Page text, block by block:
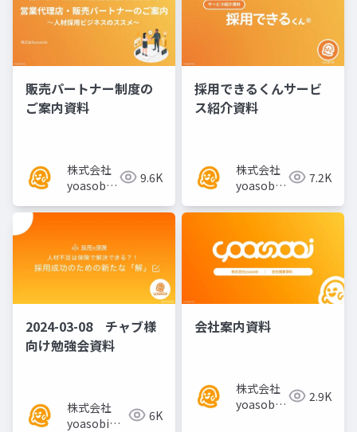
販売パートナー制度の
ご案内資料
株式会社
yoasobi
ナー様
9.6K
採用できるくんサービ
ス紹介資料
株式会社
yoasobi
ナー様
7.2K
2024-03-08 チャブ様
向け勉強会資料
株式会社
yoasobi／
6K
会社案内資料
株式会社
yoasobi
2.9K